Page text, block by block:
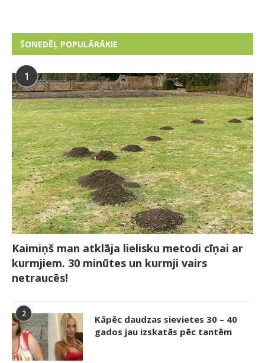
ŠONEDĒĻ POPULĀRĀKIE
1
Kaimiņš man atklāja lielisku metodi cīņai ar
kurmjiem. 30 minūtes un kurmji vairs
netraucēs!
2
Kāpēc daudzas sievietes 30 – 40
gados jau izskatās pēc tantēm